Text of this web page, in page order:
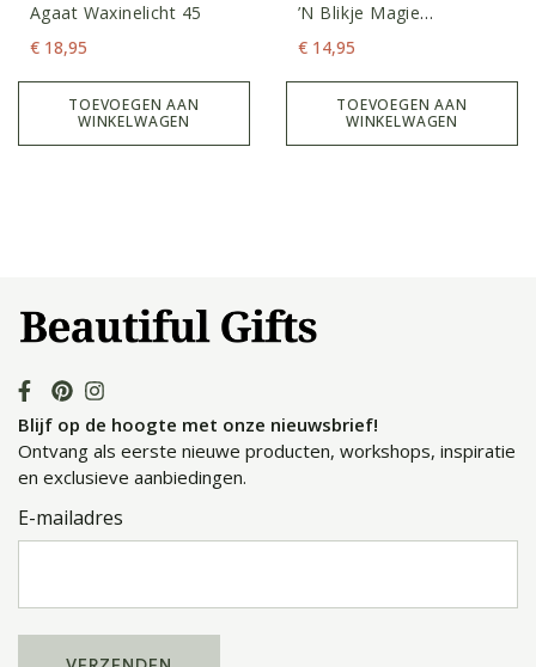
Agaat Waxinelicht 45
€ 18,95
TOEVOEGEN AAN
WINKELWAGEN
’n Blikje Magie
Edelstenenset
€ 14,95
TOEVOEGEN AAN
WINKELWAGEN
Blijf op de hoogte met onze nieuwsbrief!
Ontvang als eerste nieuwe producten, workshops, inspiratie
en exclusieve aanbiedingen.
E-mailadres